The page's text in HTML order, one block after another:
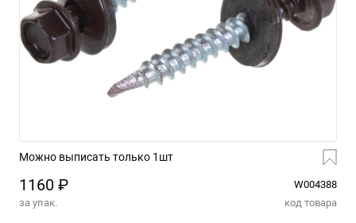
Можно выписать только 1шт
1160 ₽
W004388
за упак.
код товара